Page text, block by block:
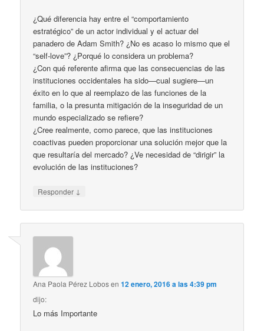
¿Qué diferencia hay entre el “comportamiento
estratégico” de un actor individual y el actuar del
panadero de Adam Smith? ¿No es acaso lo mismo que el
“self-love”? ¿Porqué lo considera un problema?
¿Con qué referente afirma que las consecuencias de las
instituciones occidentales ha sido—cual sugiere—un
éxito en lo que al reemplazo de las funciones de la
familia, o la presunta mitigación de la inseguridad de un
mundo especializado se refiere?
¿Cree realmente, como parece, que las instituciones
coactivas pueden proporcionar una solución mejor que la
que resultaría del mercado? ¿Ve necesidad de “dirigir” la
evolución de las instituciones?
Responder ↓
Ana Paola Pérez Lobosen12 enero, 2016 a las 4:39 pm
dijo:
Lo más Importante